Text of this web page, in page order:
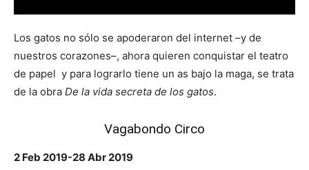
Los gatos no sólo se apoderaron del internet –y de
nuestros corazones–, ahora quieren conquistar el teatro
de papel y para lograrlo tiene un as bajo la maga, se trata
de la obra De la vida secreta de los gatos.
Vagabondo Circo
2 Feb 2019-28 Abr 2019